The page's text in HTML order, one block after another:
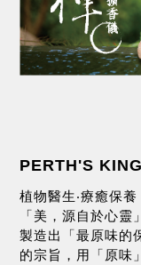
PERTH'S KING
植物醫生‧療癒保養
「美，源自於心
製造出「最原味的
的宗旨，用「原味